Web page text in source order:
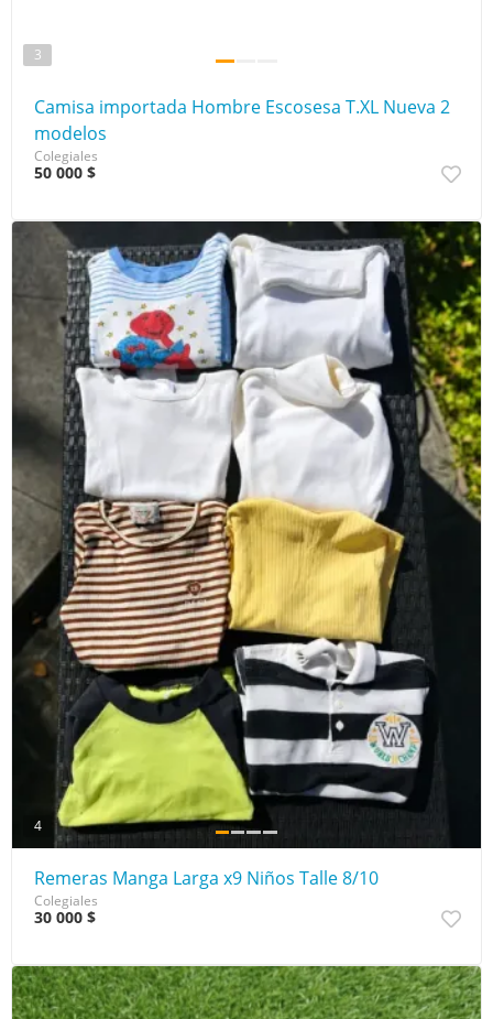
3
Camisa importada Hombre Escosesa T.XL Nueva 2
modelos
Colegiales
50 000 $
4
Remeras Manga Larga x9 Niños Talle 8/10
Colegiales
30 000 $